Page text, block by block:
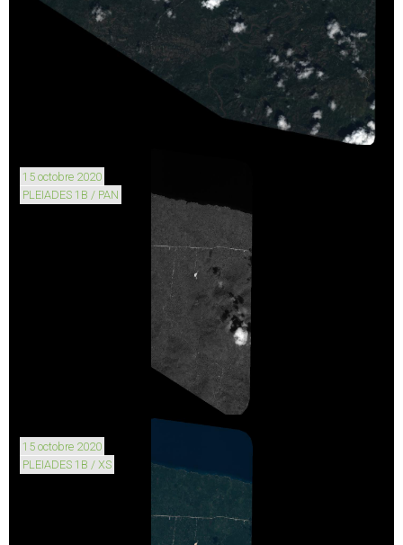
15 octobre 2020
PLEIADES 1B / PAN
15 octobre 2020
PLEIADES 1B / XS